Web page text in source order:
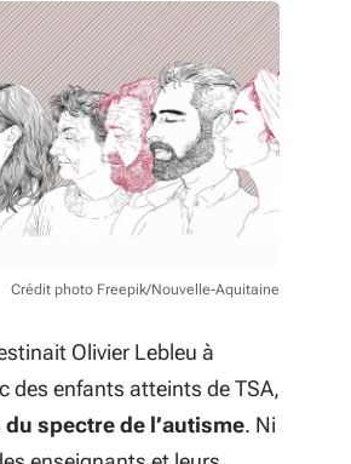
Crédit photo Freepik/Nouvelle-Aquitaine
Olivier Lebleu à
des enfants atteints de TSA,
spectre de l’autisme. Ni